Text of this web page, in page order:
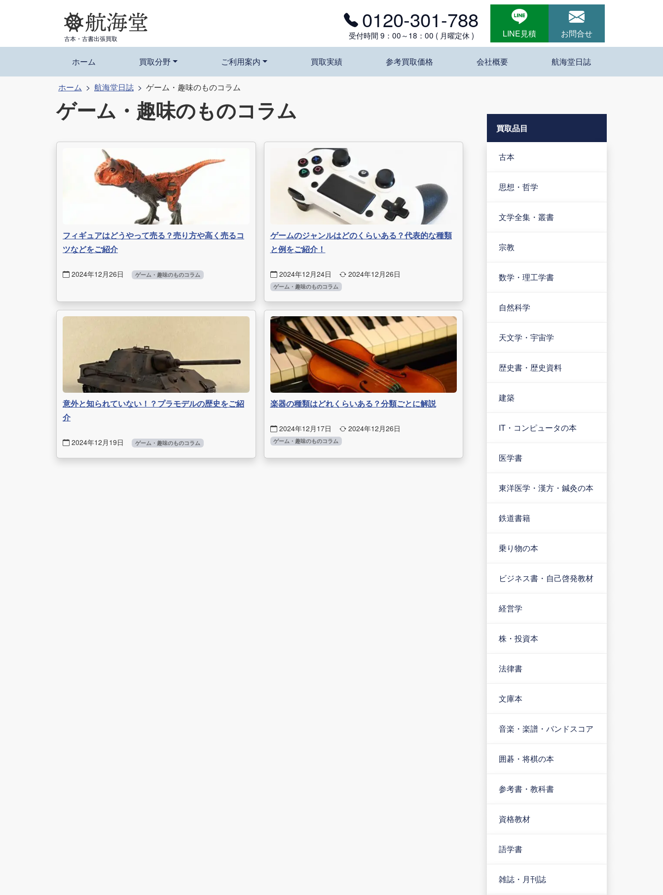
ン
へ
古本・古書出張買取
ホーム 買取分野 ご利用案内 買取実績 参考買取価格 会社概要 航海堂日誌
0120-301-788
受付時間 9：00～18：00 ( 月曜定休 ) LINE見積 お問合せ
ホーム 航海堂日誌 ゲーム・趣味のものコラム
ゲーム・趣味のものコラム
フィギュアはどうやって売る？売り方や高く売るコ
ツなどをご紹介
2024年12月26日 ゲーム・趣味のものコラム
ゲームのジャンルはどのくらいある？代表的な種類
と例をご紹介！
2024年12月24日 2024年12月26日
ゲーム・趣味のものコラム
意外と知られていない！？プラモデルの歴史をご紹
介
2024年12月19日 ゲーム・趣味のものコラム
楽器の種類はどれくらいある？分類ごとに解説
2024年12月17日 2024年12月26日
ゲーム・趣味のものコラム
買取品目
古本
思想・哲学
文学全集・叢書
宗教
数学・理工学書
自然科学
天文学・宇宙学
歴史書・歴史資料
建築
IT・コンピュータの本
医学書
東洋医学・漢方・鍼灸の本
鉄道書籍
乗り物の本
ビジネス書・自己啓発教材
経営学
株・投資本
法律書
文庫本
音楽・楽譜・バンドスコア
囲碁・将棋の本
参考書・教科書
資格教材
語学書
雑誌・月刊誌